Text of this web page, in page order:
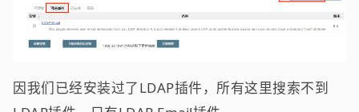
因我们已经安装过了LDAP插件，所有这里搜索不到